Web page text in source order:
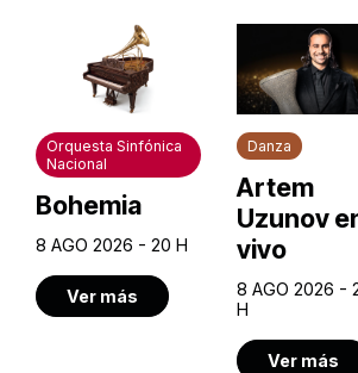
Orquesta Sinfónica
Nacional
Bohemia
8 AGO 2026 - 20 H
Ver más
Danza
Artem
Uzunov
vivo
8 AGO 2026 -
H
Ver más